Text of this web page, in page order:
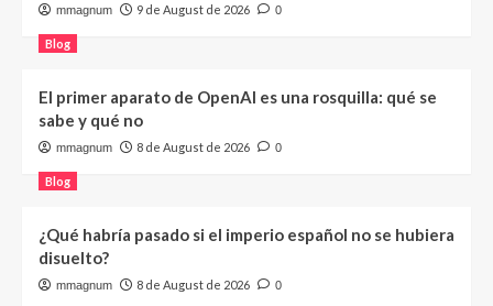
mmagnum 9 de August de 2026 0
Blog
El primer aparato de OpenAI es una rosquilla: qué se
sabe y qué no
mmagnum 8 de August de 2026 0
Blog
¿Qué habría pasado si el imperio español no se hubiera
disuelto?
mmagnum 8 de August de 2026 0